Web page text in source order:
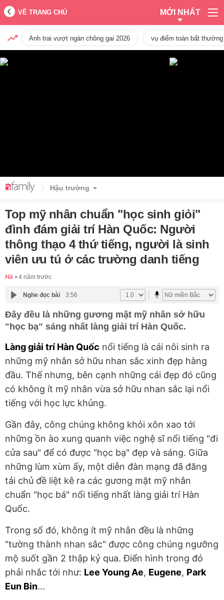
VỀ TRANG CHỦ MỚI NHẤT
Anh trai vượt ngàn chông gai 2026 vụ điểm toán bất
Hậu trường
Top mỹ nhân chuẩn "học sinh giỏi"
đình đám giải trí Hàn Quốc: Người
thông thạo 4 thứ tiếng, người là sinh
viên ưu tú ở các trường danh tiếng
Hà 4 năm trước
Nghe đọc bài 3:56
Đây đều là những gương mặt mỹ nhân sở hữu
"học bạ" sáng nhất làng giải trí Hàn Quốc.
Làng giải trí Hàn Quốc nổi tiếng là cái nôi sinh ra
những mỹ nhân sở hữu nhan sắc xinh đẹp hàng
đầu. Thế nhưng, bên cạnh những cái đẹp đó cũng
có không ít mỹ nhân vừa sở hữu nhan sắc lại nổi
tiếng với học lực khủng.
Gần đây, công chúng không khỏi xôn xao tới
những ồn ào xung quanh việc nghệ sĩ nổi tiếng "đi
cửa sau" để có được "học bạ" đẹp và sáng. Giữa
những lùm xùm ấy, một diễn đàn mạng đã đăng
tải chủ đề liệt kê ra các gương mặt mỹ nhân
chuẩn "học bá" nổi tiếng nhất làng giải trí Hàn
Quốc.
Trong số đó, không ít mỹ nhân đều là những
"tường thành nhan sắc" được công chúng ngưỡng
mộ suốt gần 2 thập kỷ qua. Điển hình trong đó
phải nhắc tới như: Lee Young Ae, Eugene, Park
Eun Bin...